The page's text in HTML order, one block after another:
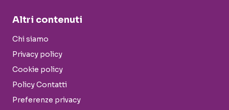
Altri contenuti
Chi siamo
Privacy policy
Cookie policy
Policy Contatti
Preferenze privacy